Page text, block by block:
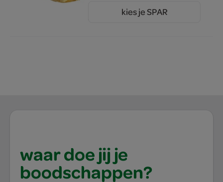
kies je SPAR
waar doe jij je
boodschappen?